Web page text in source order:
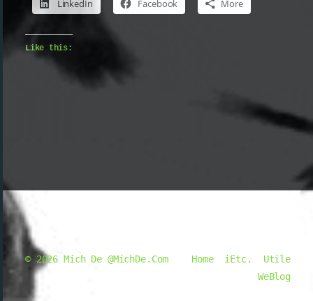
LinkedIn Facebook More
Like this:
© 2026Mich De @MichDe.Com Home iEtc.
Utile
WeBlog